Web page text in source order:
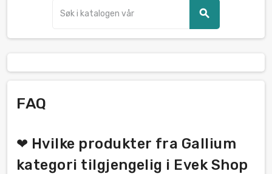
search
FAQ
❤ Hvilke produkter fra Gallium
kategori tilgjengelig i Evek Shop